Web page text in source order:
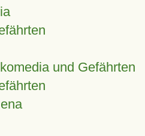
und Gefährten